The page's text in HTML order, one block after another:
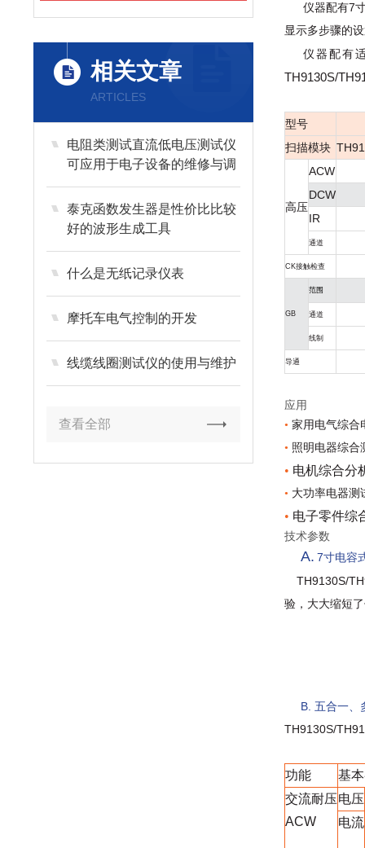
相关文章
ARTICLES
电阻类测试直流低电压测试仪
可应用于电子设备的维修与调
试
泰克函数发生器是性价比比较
好的波形生成工具
什么是无纸记录仪表
摩托车电气控制的开发
线缆线圈测试仪的使用与维护
查看全部
仪器配有7
显示多步骤的
仪器配有
TH9130S/
型号
扫描模块
高压
ACW
DCW
IR
通道
CK接触检查
GB
范围
通道
线制
导通
应用
• 家用电气综合
• 照明电器综合
• 电机综合分
• 大功率电器测
• 电子零件综
技术参数
A. 7寸电容
TH9130S/
验，大大缩短
B.五合一、
TH9130S/
功能
基
交流耐压
ACW
电压
电流